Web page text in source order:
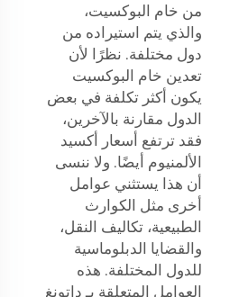
من خام البوكسيت،
والذي يتم استيراده من
دول مختلفة. نظرًا لأن
تعدين خام البوكسيت
يكون أكثر تكلفة في بعض
الدول مقارنة بالآخرين،
فقد ترتفع أسعار أكسيد
الألمنيوم أيضًا. ولا ننسى
أن هذا يستثني عوامل
أخرى مثل الكوارث
الطبيعية، تكاليف النقل،
والقضايا الدبلوماسية
للدول المختلفة. هذه
العوامل المتعلقة بـ داتونغ